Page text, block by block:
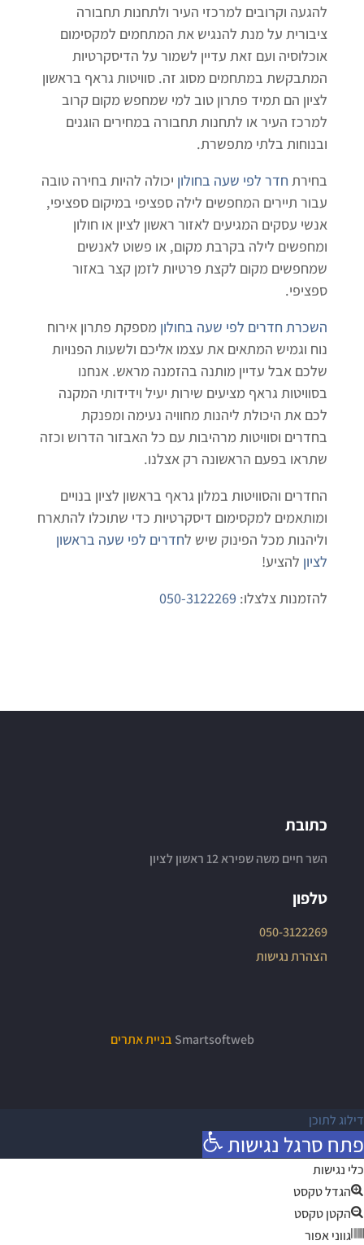
להגעה וקרובים למרכזי העיר ולתחנות תחבורה
ציבורית על מנת להנגיש את המתחמים למקסימום
אוכלוסיה ועם זאת עדיין לשמור על הדיסקרטיות
המתבקשת במתחמים מסוג זה. סוויטות גראף בראשון
לציון הם תמיד פתרון טוב למי שמחפש מקום קרוב
למרכז העיר או לתחנות תחבורה במחירים הוגנים
ובנוחות בלתי מתפשרת.
בחירתחדר לפי שעה בחולון יכולה להיות בחירה טובה
עבור תיירים המחפשים לילה ספציפי במיקום ספציפי,
אנשי עסקים המגיעים לאזור ראשון לציון או חולון
ומחפשים לילה בקרבת מקום, או פשוט לאנשים
שמחפשים מקום לקצת פרטיות לזמן קצר באזור
ספציפי.
השכרת חדרים לפי שעה בחולון מספקת פתרון אירוח
נוח וגמיש המתאים את עצמו אליכם ולשעות הפנויות
שלכם אבל עדיין מותנה בהזמנה מראש. אנחנו
בסוויטות גראף מציעים שירות יעיל וידידותי המקנה
לכם את היכולת ליהנות מחוויה נעימה ומפנקת
בחדרים וסוויטות מרהיבות עם כל האבזור הדרוש וכזה
שתראו בפעם הראשונה רק אצלנו.
החדרים והסוויטות במלון גראף בראשון לציון בנויים
ומותאמים למקסימום דיסקרטיות כדי שתוכלו להתארח
וליהנות מכל הפינוק שיש לחדרים לפי שעה בראשון
לציון להציע!
להזמנות צלצלו: 050-3122269
כתובת
השר חיים משה שפירא 12 ראשון לציון
טלפון
050-3122269
הצהרת נגישות
Smartsoftweb בניית אתרים
דילוג לתוכן
פתח סרגל נגישות
כלי נגישות
הגדל טקסט
הקטן טקסט
גווני אפור